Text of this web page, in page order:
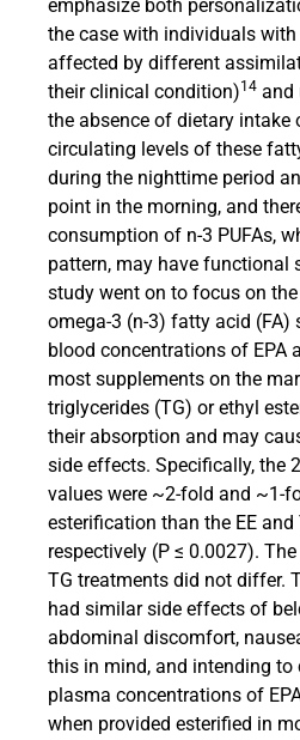
emphasize both
the case with individuals
affected by different
their clinical condition)14 and
the absence of dietary intake
circulating levels of these
during the nighttime period
point in the morning, and
consumption of n-3 PUFAs,
pattern, may have functional
study went on to focus on
omega-3 (n-3) fatty acid (FA)
blood concentrations of EPA
most supplements on the
triglycerides (TG) or ethyl
their absorption and may
side effects. Specifically, the
values were ~2-fold and ~1-
esterification than the EE and
respectively (P ≤ 0.0027).
TG treatments did not differ.
had similar side effects of
abdominal discomfort,
this in mind, and intending to
plasma concentrations of
when provided esterified in